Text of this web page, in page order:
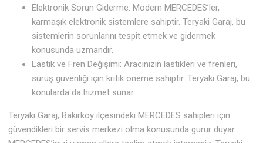
Elektronik Sorun Giderme: Modern MERCEDES’ler,
karmaşık elektronik sistemlere sahiptir. Teryaki Garaj, bu
sistemlerin sorunlarını tespit etmek ve gidermek
konusunda uzmandır.
Lastik ve Fren Değişimi: Aracınızın lastikleri ve frenleri,
sürüş güvenliği için kritik öneme sahiptir. Teryaki Garaj, bu
konularda da hizmet sunar.
Teryaki Garaj, Bakırköy ilçesindeki MERCEDES sahipleri için
güvendikleri bir servis merkezi olma konusunda gurur duyar.